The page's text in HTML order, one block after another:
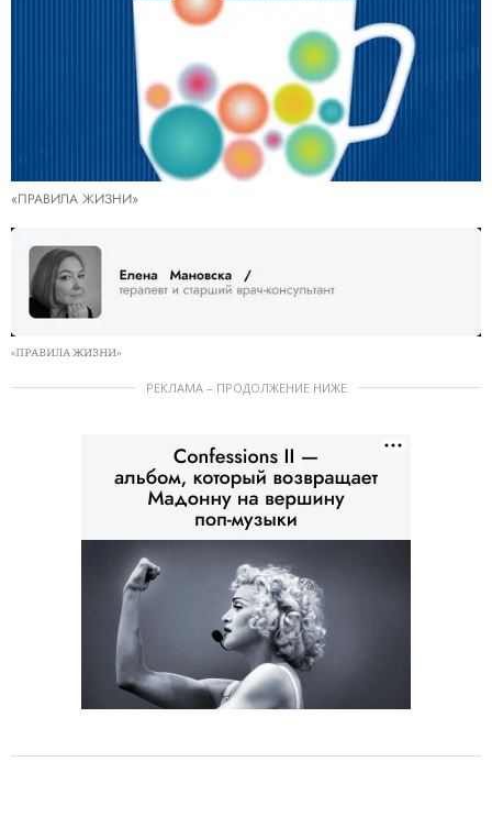
«ПРАВИЛА ЖИЗНИ»
«ПРАВИЛА ЖИЗНИ»
РЕКЛАМА – ПРОДОЛЖЕНИЕ НИЖЕ